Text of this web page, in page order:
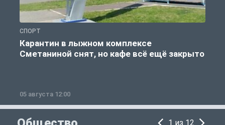
СПОРТ
Карантин в лыжном комплексе
Сметаниной снят, но кафе всё ещё закрыто
05 августа 12:00
1 из 12